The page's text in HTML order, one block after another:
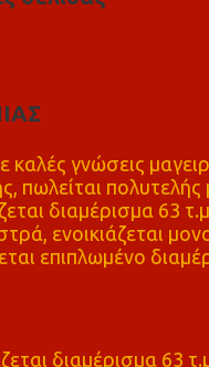
καλές γνώσεις
πωλείται πολυτελής
διαμέρισμα 63 τ.μ
ενοικιάζεται
επιπλωμένο
διαμέρισμα 63